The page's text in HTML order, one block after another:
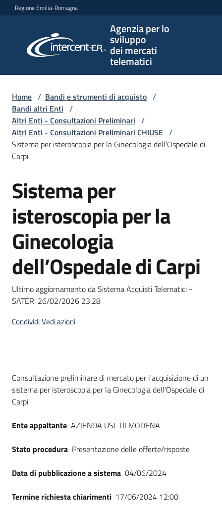
Vai al contenuto
Vai alla navigazione
Vai al footer
Regione Emilia-Romagna
Agenzia per lo
sviluppo
dei mercati
telematici
per lo
sviluppo
telematici
L'Agenzia
Bandi
e
di
Supporto
Piattaforme
telematiche
English
site
Seguici
Home / Bandi e strumenti di acquisto /
Bandi altri Enti /
Altri Enti - Consultazioni Preliminari /
Altri Enti - Consultazioni Preliminari CHIUSE /
Sistema per isteroscopia per la Ginecologia dell’Ospedale di
Carpi
Salta al contenuto
Sistema per
isteroscopia per la
Ginecologia
dell’Ospedale di Carpi
Ultimo aggiornamento da Sistema Acquisti Telematici -
SATER: 26/02/2026 23:28
CondividiVedi azioni
Dati del bando
Consultazione preliminare di mercato per l'acquisizione di un
sistema per isteroscopia per la Ginecologia dell’Ospedale di
Carpi
Ente appaltante AZIENDA USL DI MODENA
Stato procedura Presentazione delle offerte/risposte
Data di pubblicazione a sistema 04/06/2024
Termine richiesta chiarimenti 17/06/2024 12:00